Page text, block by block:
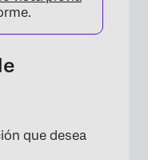
que desea